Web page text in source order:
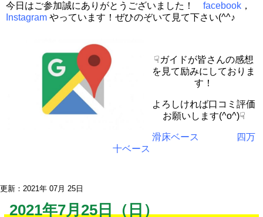
今日はご参加誠にありがとうございました！ facebook ，
Instagram やっています！ぜひのぞいて見て下さい(^^♪
☟ガイドが皆さんの感想
を見て励みにしておりま
す！
よろしければ口コミ評価
お願いします(^o^)☟
滑床ベース
四万
十ベース
更新：2021年 07月 25日
2021年7月25日（日）